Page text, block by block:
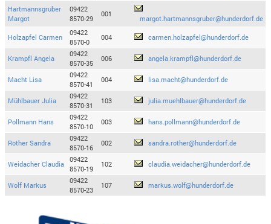
Hartmannsgruber
Margot
09422
8570-29
001
margot.hartmannsgruber@hunderdorf.de
Holzapfel Carmen
09422
8570-0
004 carmen.holzapfel@hunderdorf.de
Krampfl Angela
09422
8570-35
006 angela.krampfl@hunderdorf.de
Macht Lisa
09422
8570-41
004 lisa.macht@hunderdorf.de
Mühlbauer Julia
09422
8570-31
103 julia.muehlbauer@hunderdorf.de
Pollmann Hans
09422
8570-10
003 hans.pollmann@hunderdorf.de
Rother Sandra
09422
8570-16
002 sandra.rother@hunderdorf.de
Weidacher Claudia
09422
8570-19
102 claudia.weidacher@hunderdorf.de
Wolf Markus
09422
8570-23
107 markus.wolf@hunderdorf.de